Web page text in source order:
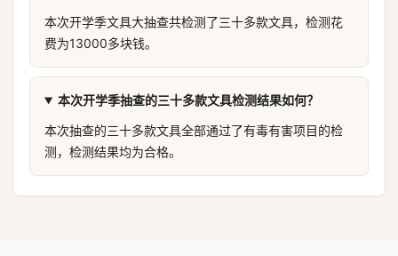
本次开学季文具大抽查共检测了三十多款文具，检测花
费为13000多块钱。
本次开学季抽查的三十多款文具检测结果如何？
本次抽查的三十多款文具全部通过了有毒有害项目的检
测，检测结果均为合格。